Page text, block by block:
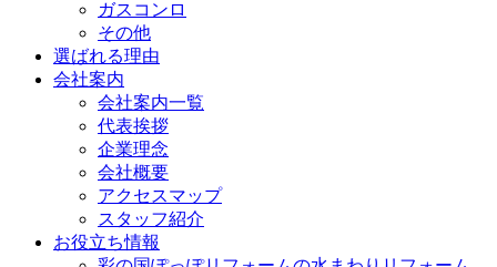
ガスコンロ
その他
選ばれる理由
会社案内
会社案内一覧
代表挨拶
企業理念
会社概要
アクセスマップ
スタッフ紹介
お役立ち情報